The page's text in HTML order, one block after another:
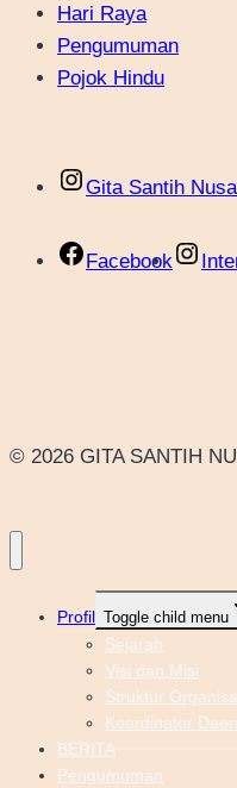
Hari Raya
Pengumuman
Pojok Hindu
Gita Santih
Facebook
© 2026 GITA SANTIH
Profil Toggle child menu
Sejarah
Visi dan Misi
Struktur
Koordinator
BERITA
Pengumuman